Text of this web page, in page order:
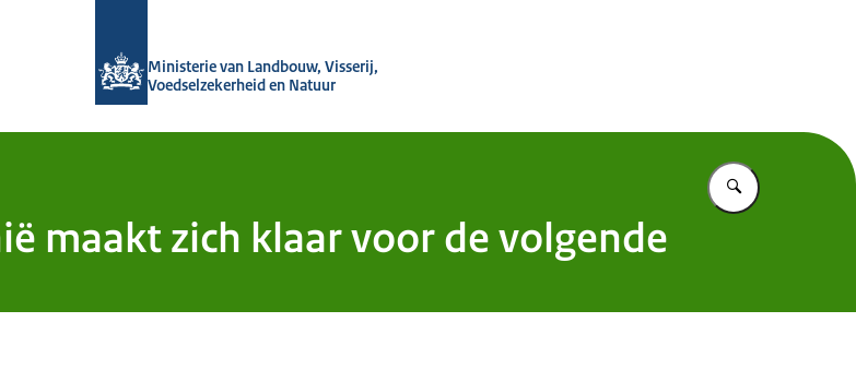
Ministerie van Landbouw, Visserij,
Voedselzekerheid en Natuur
Vul in wat u
maakt zich klaar voor de volgende